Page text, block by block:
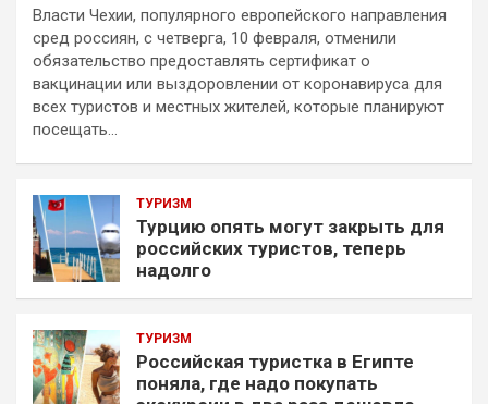
Власти Чехии, популярного европейского направления
сред россиян, с четверга, 10 февраля, отменили
обязательство предоставлять сертификат о
вакцинации или выздоровлении от коронавируса для
всех туристов и местных жителей, которые планируют
посещать…
ТУРИЗМ
Турцию опять могут закрыть для
российских туристов, теперь
надолго
ТУРИЗМ
Российская туристка в Египте
поняла, где надо покупать